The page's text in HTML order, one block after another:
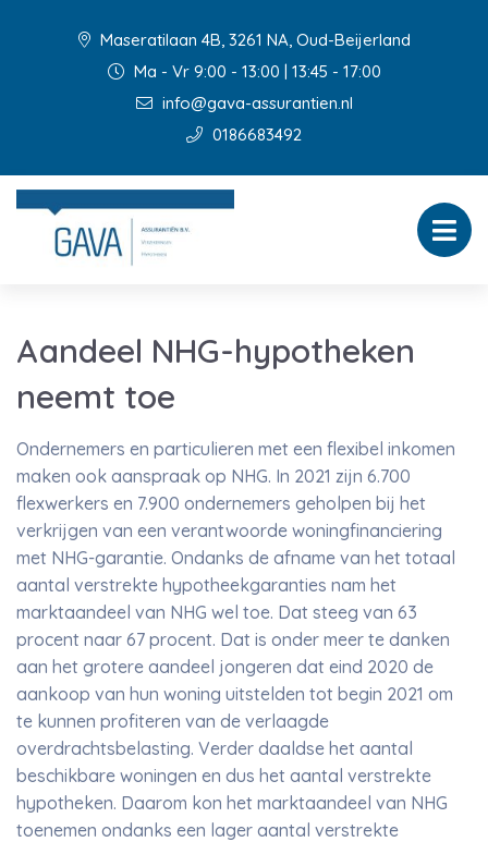
Maseratilaan 4B, 3261 NA, Oud-Beijerland
Ma - Vr 9:00 - 13:00 | 13:45 - 17:00
info@gava-assurantien.nl
0186683492
Aandeel NHG-hypotheken
neemt toe
Ondernemers en particulieren met een flexibel inkomen
maken ook aanspraak op NHG. In 2021 zijn 6.700
flexwerkers en 7.900 ondernemers geholpen bij het
verkrijgen van een verantwoorde woningfinanciering
met NHG-garantie. Ondanks de afname van het totaal
aantal verstrekte hypotheekgaranties nam het
marktaandeel van NHG wel toe. Dat steeg van 63
procent naar 67 procent. Dat is onder meer te danken
aan het grotere aandeel jongeren dat eind 2020 de
aankoop van hun woning uitstelden tot begin 2021 om
te kunnen profiteren van de verlaagde
overdrachtsbelasting. Verder daaldse het aantal
beschikbare woningen en dus het aantal verstrekte
hypotheken. Daarom kon het marktaandeel van NHG
toenemen ondanks een lager aantal verstrekte